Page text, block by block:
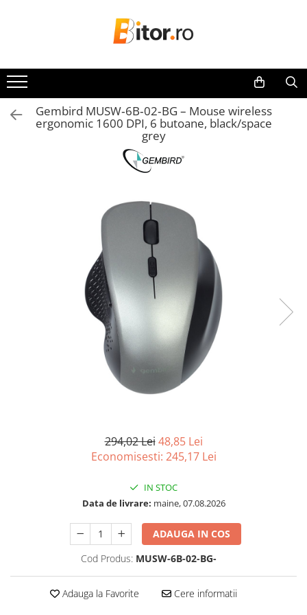
Laptop , PC, Tablete
Laptop-uri
Laptop-uri Gaming
Laptop-uri Workstation
Imprimante, Scannere,
Imprimante & Multifuncționale
Imprimanta Laser Color
Imprimanta Laser Mono
Imprimante Cerneală
Imprimante Matriciale
Multifuncțional Cerneală
Multifuncțional Laser Mono
Consumabile & Filamente 3D
Consumabile - cerneală
Imprimante Large Format Printer
Plottere & Scannere
Gembird MUSW‑6B‑02‑BG – Mouse wireless
ergonomic 1600 DPI, 6 butoane, black/space
grey
294,02 Lei 48,85 Lei
Economisesti: 245,17 Lei
IN STOC
Data de livrare: maine, 07.08.2026
ADAUGA IN COS
Cod Produs: MUSW-6B-02-BG-
Adauga la Favorite Cere informatii